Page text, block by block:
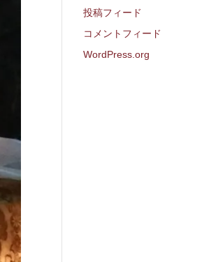
投稿フィード
コメントフィード
WordPress.org